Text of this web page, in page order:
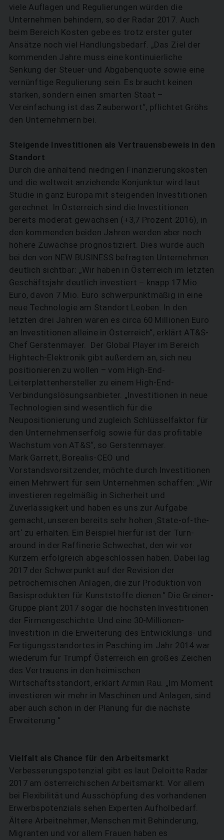
viele Auflagen und Regulierungen würden die
Unternehmen behindern, so der Radar 2017. Auch
beim Bereich Kosten gebe es trotz erster guter
Ansätze noch viel Handlungsbedarf. „Das Ziel der
kommenden Jahre muss eine kontinuierliche
Senkung der Steuer-und Abgabenquote sowie eine
vernünftige Regulierung sein. Es braucht keinen
starken, sondern einen smarten Staat –
Vereinfachung ist das Zauberwort“, pflichtet Gröhs
den Unternehmern bei.
Steigende Investitionen als Vertrauensbeweis in den
Standort
Durch die anhaltend niedrigen Finanzierungskosten
und die weltweit anziehende Konjunktur wird laut
Studie in ganz Europa mit steigenden Investitionen
gerechnet. In Österreich sind die Investitionen
bereits moderat gewachsen (+3,7 Prozent 2016), in
den kommenden beiden Jahren werden aber noch
höhere Zuwächse prognostiziert. Dies wurde auch
bei den von NEW BUSINESS befragten Unternehmen
deutlich sichtbar: „Wir haben in Österreich im letzten
Geschäftsjahr deutlich investiert – knapp 17 Mio.
Euro, davon 7 Mio. Euro schwerpunktmäßig in eine
neue Technologie am Standort Leoben. In den
letzten drei Jahren waren es circa 60 Millionen Euro
an Investitionen alleine in Österreich“, erklärt AT&S-
Chef Gerstenmayer. Der Global Player im Bereich
Hightech-Elektronik gibt außerdem an, sich neu
positionieren zu wollen – vom High-End-
Leiterplattenhersteller zu einem High-End-
Verbindungslösungsanbieter. „Investitionen in neue
Technologien sind wesentlich für die
Neupositionierung und zugleich Schlüsselfaktor für
den Unternehmenserfolg sowie für das profitable
Wachstum von AT&S“, so Gerstenmayer.
Mark Garrett, Borealis-CEO und
Vorstandsvorsitzender, möchte durch Investitionen
einen Mehrwert für sein Unternehmen schaffen: „Wir
investieren regelmäßig in Sicherheit und
Zuverlässigkeit und haben es uns zur Aufgabe
gemacht, unseren bereits sehr hohen ‚State-of-the-
art‘ zu erhalten. Ein Beispiel hierfür ist der Turn­
around in der Raffinerie Schwechat, den wir vor
Kurzem erfolgreich abgeschlossen haben. Dabei lag
2017 der Schwerpunkt auf der Revision der
petrochemischen Anlagen, die zur Produktion von
Basisprodukten für Kunststoffe dienen.“ Die Greiner-
Gruppe plant 2017 sogar die höchsten Investitionen
der Firmengeschichte. Und eine 30-Millionen-
Investition in die Erweiterung des Entwicklungs- und
Fertigungsstandortes in Pasching im Jahr 2014 war
wiederum für Trumpf Österreich ein großes Zeichen
des Vertrauens in den heimischen
Wirtschaftsstandort, erklärt Armin Rau. „Im Moment
investieren wir mehr in Maschinen und Anlagen, sind
aber auch schon in der Planung für die nächste
Erweiterung.“
Vielfalt als Chance für den Arbeitsmarkt
Verbesserungspotenzial gibt es laut Deloitte Radar
2017 am österreichischen Arbeitsmarkt. Vor allem
bei Flexibilität und Ausschöpfung des vorhandenen
Erwerbspotenzials sehen Experten Aufholbedarf.
Ältere Arbeitnehmer, Menschen mit Behinderung,
Migranten und vor allem Frauen haben es